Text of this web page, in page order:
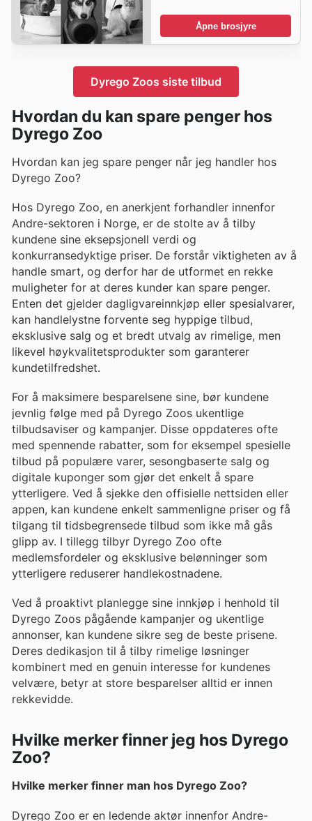
Åpne brosjyre
Dyrego Zoos siste tilbud
Hvordan du kan spare penger hos
Dyrego Zoo
Hvordan kan jeg spare penger når jeg handler hos
Dyrego Zoo?
Hos Dyrego Zoo, en anerkjent forhandler innenfor
Andre-sektoren i Norge, er de stolte av å tilby
kundene sine eksepsjonell verdi og
konkurransedyktige priser. De forstår viktigheten av å
handle smart, og derfor har de utformet en rekke
muligheter for at deres kunder kan spare penger.
Enten det gjelder dagligvareinnkjøp eller spesialvarer,
kan handlelystne forvente seg hyppige tilbud,
eksklusive salg og et bredt utvalg av rimelige, men
likevel høykvalitetsprodukter som garanterer
kundetilfredshet.
For å maksimere besparelsene sine, bør kundene
jevnlig følge med på Dyrego Zoos ukentlige
tilbudsaviser og kampanjer. Disse oppdateres ofte
med spennende rabatter, som for eksempel spesielle
tilbud på populære varer, sesongbaserte salg og
digitale kuponger som gjør det enkelt å spare
ytterligere. Ved å sjekke den offisielle nettsiden eller
appen, kan kundene enkelt sammenligne priser og få
tilgang til tidsbegrensede tilbud som ikke må gås
glipp av. I tillegg tilbyr Dyrego Zoo ofte
medlemsfordeler og eksklusive belønninger som
ytterligere reduserer handlekostnadene.
Ved å proaktivt planlegge sine innkjøp i henhold til
Dyrego Zoos pågående kampanjer og ukentlige
annonser, kan kundene sikre seg de beste prisene.
Deres dedikasjon til å tilby rimelige løsninger
kombinert med en genuin interesse for kundenes
velvære, betyr at store besparelser alltid er innen
rekkevidde.
Hvilke merker finner jeg hos Dyrego
Zoo?
Hvilke merker finner man hos Dyrego Zoo?
Dyrego Zoo er en ledende aktør innenfor Andre-